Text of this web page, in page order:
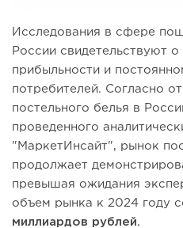
Исследования в сфере
России свидетельствуют о
прибыльности и
потребителей. Согласно
постельного белья в
проведенного
"МаркетИнсайт", рынок
продолжает
превышая ожидания
объем рынка к 2024 году
миллиардов рублей.